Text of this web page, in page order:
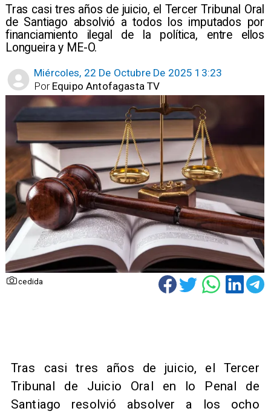
​Tras casi tres años de juicio, el Tercer Tribunal Oral
de Santiago absolvió a todos los imputados por
financiamiento ilegal de la política, entre ellos
Longueira y ME-O.
Miércoles, 22 De Octubre De 2025 13:23
Equipo Antofagasta TV
Por
cedida
​Tras casi tres años de juicio, el Tercer
Tribunal de Juicio Oral en lo Penal de
Santiago resolvió absolver a los ocho